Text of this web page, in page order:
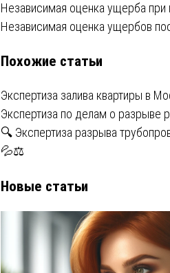
Навигация
записям
Независимая оценка ущерба при
Независимая оценка ущербов
Похожие статьи
Экспертиза залива квартиры в
Экспертиза по делам о разрыве
🔍 Экспертиза разрыва
💦⚖️
Новые статьи